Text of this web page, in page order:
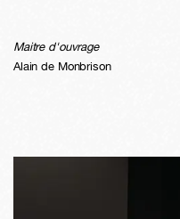
Maitre d'ouvrage
Alain de Monbrison